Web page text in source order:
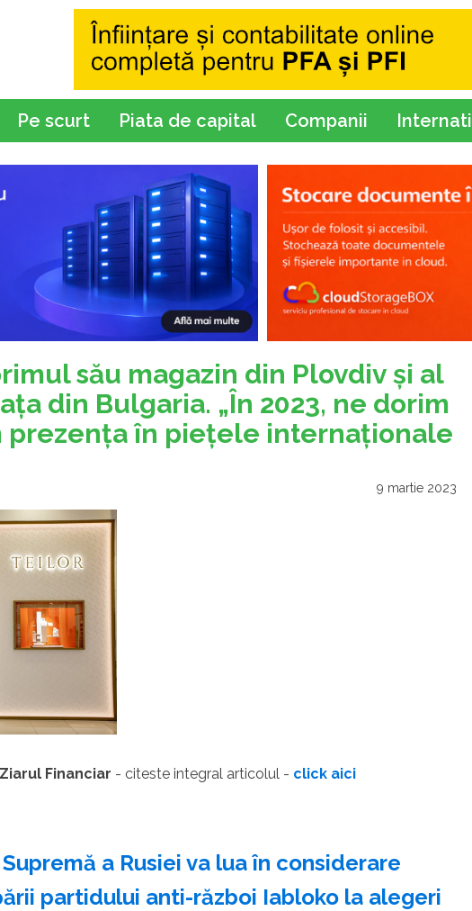
Pe scurt Piata de capital Companii
său magazin din Plovdiv şi al
din Bulgaria. „În 2023, ne dorim
prezenţa în pieţele internaţionale
9 martie 2023
Ziarul Financiar - citeste integral articolul - click aici
a Rusiei va lua în considerare
partidului anti-război Iabloko la alegeri